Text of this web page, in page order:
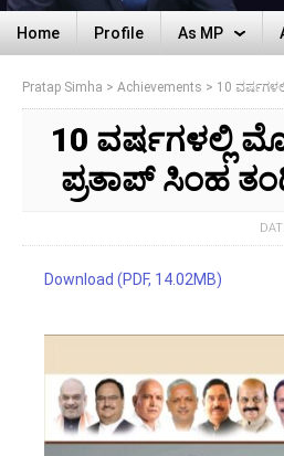
Home Profile As MP
Pratap Simha > Achievements > 10
10 ವರ್ಷಗಳಲ್ಲಿ
ಪ್ರತಾಪ್ ಸಿಂಹ
Download (PDF, 14.02MB)